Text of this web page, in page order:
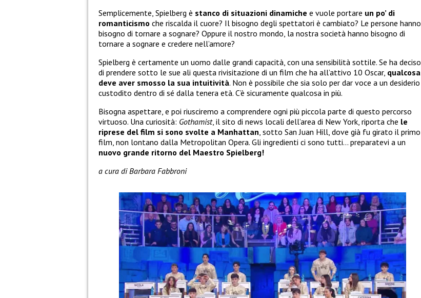
Semplicemente, Spielberg è stanco di situazioni dinamiche e vuole portare un po’ di
romanticismo che riscalda il cuore? Il bisogno degli spettatori è cambiato? Le persone hanno
bisogno di tornare a sognare? Oppure il nostro mondo, la nostra società hanno bisogno di
tornare a sognare e credere nell’amore?
Spielberg è certamente un uomo dalle grandi capacità, con una sensibilità sottile. Se ha deciso
di prendere sotto le sue ali questa rivisitazione di un film che ha all’attivo 10 Oscar, qualcosa
deve aver smosso la sua intuitività. Non è possibile che sia solo per dar voce a un desiderio
custodito dentro di sé dalla tenera età. C’è sicuramente qualcosa in più.
Bisogna aspettare, e poi riusciremo a comprendere ogni più piccola parte di questo percorso
virtuoso. Una curiosità: Gothamist, il sito di news locali dell’area di New York, riporta che le
riprese del film si sono svolte a Manhattan , sotto San Juan Hill, dove già fu girato il primo
film, non lontano dalla Metropolitan Opera. Gli ingredienti ci sono tutti… preparatevi a un
nuovo grande ritorno del Maestro Spielberg!
a cura di Barbara Fabbroni